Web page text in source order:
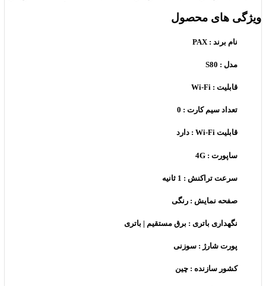
ویژگی های محصول
نام برند : PAX
مدل : S80
قابلیت : Wi-Fi
تعداد سیم کارت : 0
قابلیت Wi-Fi : دارد
ساپورت : 4G
سرعت تراکنش : 1 ثانیه
صفحه نمایش : رنگی
نگهداری باتری : برق مستقیم | باتری
پورت شارژ : سوزنی
کشور سازنده : چین